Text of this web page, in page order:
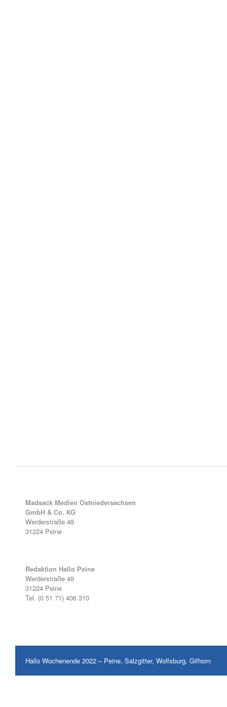
Madsack Medien Ostniedersachsen
GmbH & Co. KG
Werderstraße 49
31224 Peine
Redaktion Hallo Peine
Werderstraße 49
31224 Peine
Tel. (0 51 71) 406 310
Hallo Wochenende 2022 – Peine, Salzgitter, Wolfsburg, Gifhorn